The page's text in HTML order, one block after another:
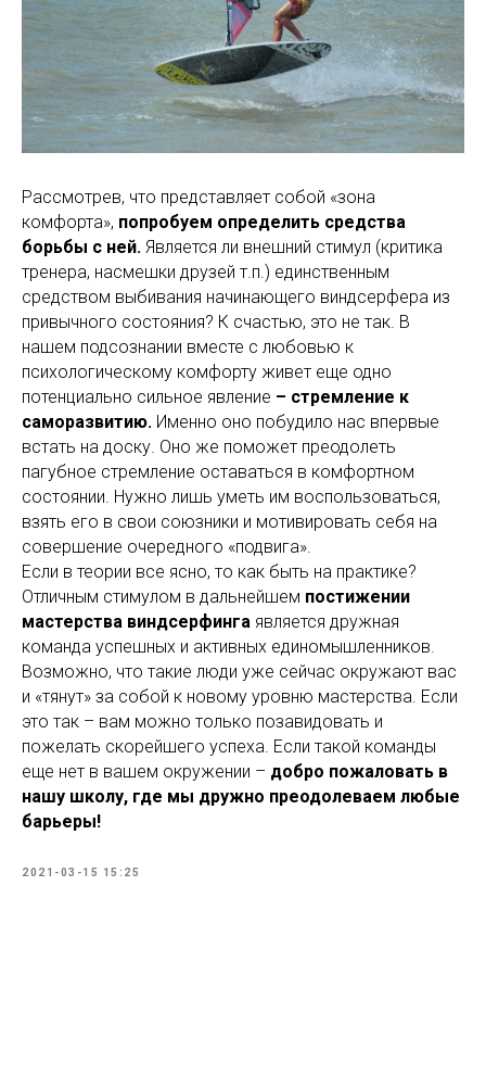
Рассмотрев, что представляет собой «зона
комфорта», попробуем определить средства
борьбы с ней. Является ли внешний стимул (критика
тренера, насмешки друзей т.п.) единственным
средством выбивания начинающего виндсерфера из
привычного состояния? К счастью, это не так. В
нашем подсознании вместе с любовью к
психологическому комфорту живет еще одно
потенциально сильное явление – стремление к
саморазвитию. Именно оно побудило нас впервые
встать на доску. Оно же поможет преодолеть
пагубное стремление оставаться в комфортном
состоянии. Нужно лишь уметь им воспользоваться,
взять его в свои союзники и мотивировать себя на
совершение очередного «подвига».
Если в теории все ясно, то как быть на практике?
Отличным стимулом в дальнейшем постижении
мастерства виндсерфинга является дружная
команда успешных и активных единомышленников.
Возможно, что такие люди уже сейчас окружают вас
и «тянут» за собой к новому уровню мастерства. Если
это так – вам можно только позавидовать и
пожелать скорейшего успеха. Если такой команды
еще нет в вашем окружении – добро пожаловать в
нашу школу, где мы дружно преодолеваем любые
барьеры!
2021-03-15 15:25